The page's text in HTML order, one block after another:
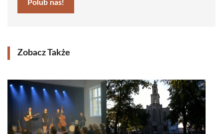
Polub nas!
Zobacz Także